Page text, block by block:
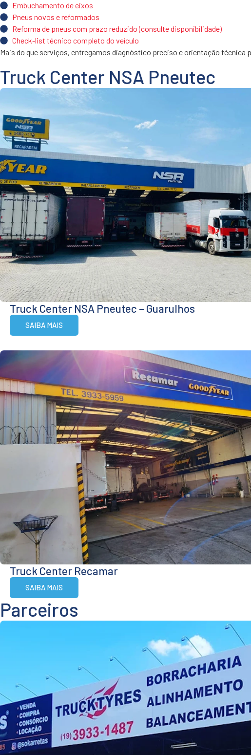
Embuchamento de eixos
Pneus novos e reformados
Reforma de pneus com prazo reduzido (consulte disponibilidade)
Check-list técnico completo do veículo
Mais do que serviços, entregamos diagnóstico preciso e orientação técnica
Truck Center NSA Pneutec
Truck Center NSA Pneutec – Guarulhos
SAIBA MAIS
Truck Center Recamar
SAIBA MAIS
Parceiros